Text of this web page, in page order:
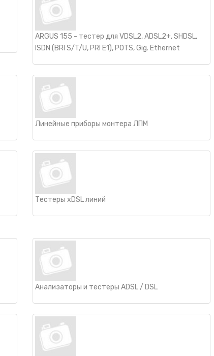
ARGUS 155 - тестер для VDSL2, ADSL2+, SHDSL,
ISDN (BRI S/T/U, PRI E1), POTS, Gig. Ethernet
Линейные приборы монтера ЛПМ
Тестеры xDSL линий
Анализаторы и тестеры ADSL / DSL